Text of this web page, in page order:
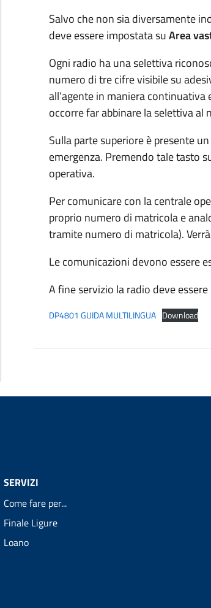
Salvo che non sia diversamente
deve essere impostata suArea
Ogni radio ha una selettiva
numero di tre cifre visibile su
all’agente in maniera
occorre far abbinare la selettiva al
Sulla parte superiore è presente un
emergenza. Premendo tale tasto
operativa.
Per comunicare con la centrale
proprio numero di matricola e
tramite numero di matricola).
Le comunicazioni devono essere
A fine servizio la radio deve
DP4801 GUIDA MULTILINGUA Download
SERVIZI
Come fare per...
Finale Ligure
Loano